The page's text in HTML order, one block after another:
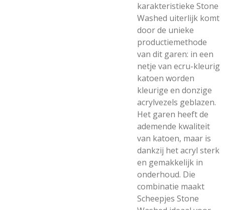
karakteristieke Stone
Washed uiterlijk komt
door de unieke
productiemethode
van dit garen: in een
netje van ecru-kleurig
katoen worden
kleurige en donzige
acrylvezels geblazen.
Het garen heeft de
ademende kwaliteit
van katoen, maar is
dankzij het acryl sterk
en gemakkelijk in
onderhoud. Die
combinatie maakt
Scheepjes Stone